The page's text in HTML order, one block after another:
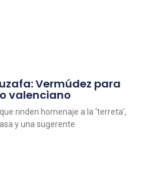
Vermúdez para
valenciano
rinden homenaje a la ‘terreta’,
y una sugerente